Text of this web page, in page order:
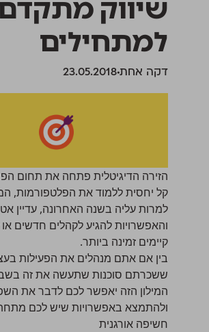
שיווק
למתחילים
דקה אחת23.05.2018
הזירה הדיגיטלית פתחה את תחום
קל יחסית ללמוד את הפלטפורמות,
למרות עליה בשנה האחרונה, עדיין
והאפשרויות להגיע לקהלים חדשים
קיימים זמינה ביותר.
בין אם אתם מנהלים את הפעילות
ששכרתם סוכנות שתעשה את זה
המילון הזה יאפשר לכם לדבר את
ולהתמצא באפשרויות שיש לכם
חשיפה אורגנית